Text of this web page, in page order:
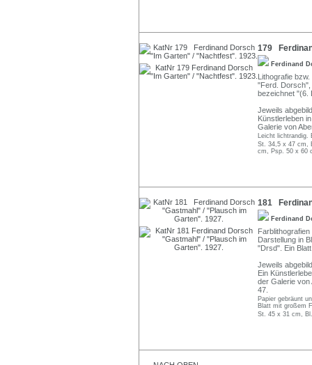
179
Ferdinand
Lithografie
"Ferd. Dorsch",
bezeichnet "(6.
Jeweils
Künstlerleben
Galerie von
Leicht lichtrandig.
St. 34,5 x 47 cm,
cm, Psp. 50 x 60
181
Ferdinand
Darstellung in
"Drsd". Ein
Jeweils
Ein
der Galerie von
47.
Papier gebräunt
Blatt mit großem
St. 45 x 31 cm,